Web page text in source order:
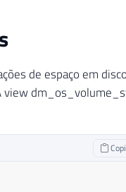
de espaço em disco
view